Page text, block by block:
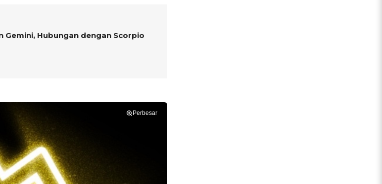
Gemini, Hubungan dengan Scorpio
Perbesar